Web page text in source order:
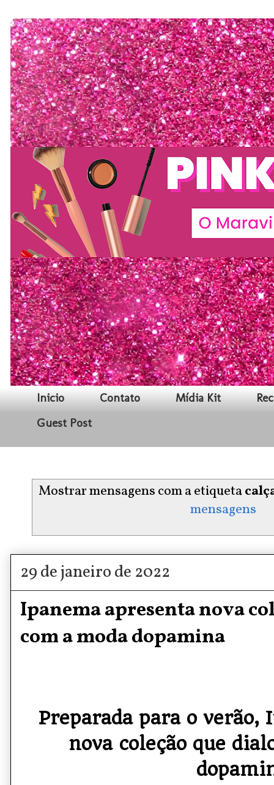
Inicio Contato Mídia Kit
Guest Post
Mostrar mensagens com a etiqueta
mensagens
29 de janeiro de 2022
Ipanema apresenta nova
com a moda dopamina
Preparada para o verão,
nova coleção que